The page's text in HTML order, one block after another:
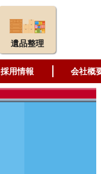
遺品整理
採用情報 会社概